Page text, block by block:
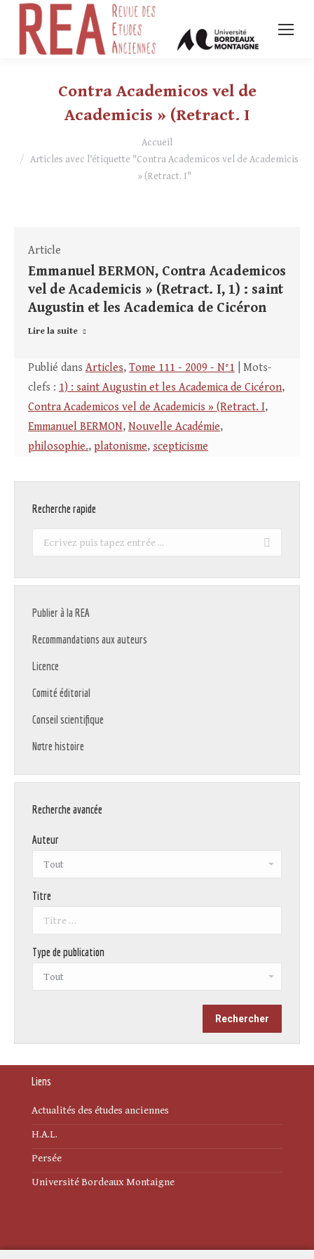
Contra Academicos vel de
Academicis » (Retract. I
Accueil
Articles avec l’étiquette "Contra Academicos vel de Academicis
» (Retract. I"
Article
Emmanuel BERMON, Contra Academicos
vel de Academicis » (Retract. I, 1) : saint
Augustin et les Academica de Cicéron
Lire la suite
Publié dans Articles, Tome 111 - 2009 - N°1 | Mots-
clefs : 1) : saint Augustin et les Academica de Cicéron,
Contra Academicos vel de Academicis » (Retract. I,
Emmanuel BERMON, Nouvelle Académie,
philosophie., platonisme, scepticisme
Recherche rapide
Recherche
Publier à la REA
Recommandations aux auteurs
Licence
Comité éditorial
Conseil scientifique
Notre histoire
Recherche avancée
Auteur
Titre
Type de publication
Liens
Actualités des études anciennes
H.A.L.
Persée
Université Bordeaux Montaigne